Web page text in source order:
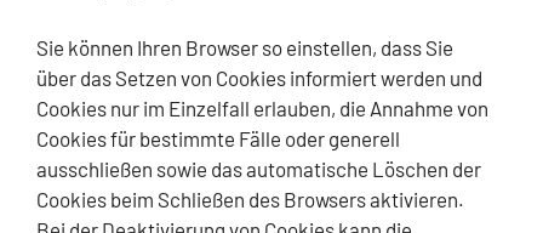
Sie können Ihren Browser so einstellen, dass Sie
über das Setzen von Cookies informiert werden und
Cookies nur im Einzelfall erlauben, die Annahme von
Cookies für bestimmte Fälle oder generell
ausschließen sowie das automatische Löschen der
Cookies beim Schließen des Browsers aktivieren.